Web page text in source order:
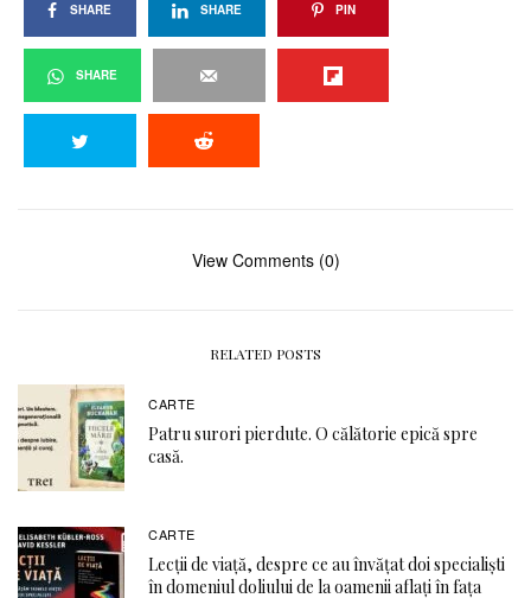
SHARE SHARE PIN
SHARE
View Comments (0)
RELATED POSTS
CARTE
Patru surori pierdute. O călătorie epică spre
casă.
CARTE
Lecții de viață, despre ce au învățat doi specialiști
în domeniul doliului de la oamenii aflați în fața